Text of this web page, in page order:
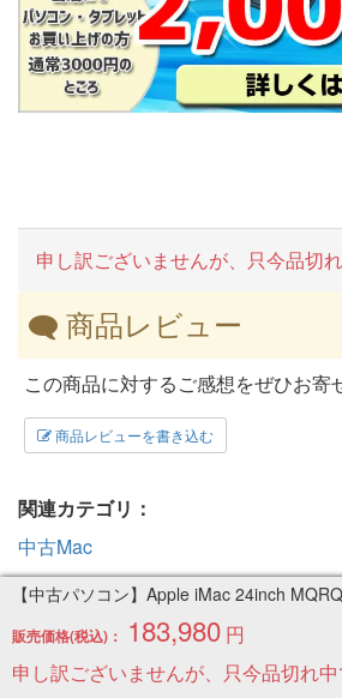
申し訳ございませんが、只今品切れ
【中古パソコン】Apple iMac 24inch
販売価格(税込)： 183,980 円
申し訳ございませんが、只今品切れ中
商品レビュー
この商品に対するご感想をぜひお寄
商品レビューを書き込む
関連カテゴリ：
中古Mac
デスクトップパソコン>メーカーで
Apple Mac マック[デスクトップ]